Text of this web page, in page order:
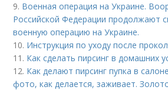
9. Военная операция на Украине.
Российской Федерации продолжают
военную операцию на Украине.
10. Инструкция по уходу после
11. Как сделать пирсинг в домашних
12. Как делают пирсинг пупка в
фото, как делается, заживает.